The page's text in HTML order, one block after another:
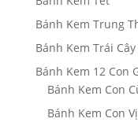
Bánh Kem Trung
Bánh Kem Trái Cây
Bánh Kem 12 Con
Bánh Kem Con
Bánh Kem Con